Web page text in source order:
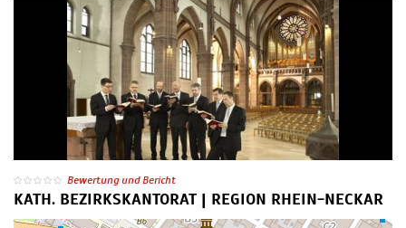
Bewertung und Bericht
KATH. BEZIRKSKANTORAT | REGION RHEIN-NECKAR